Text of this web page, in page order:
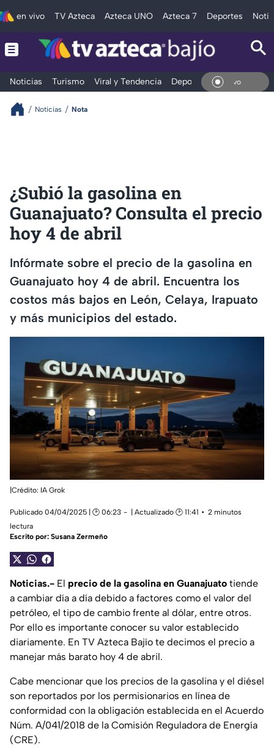
en vivo TV Azteca Azteca UNO Azteca 7 Deportes
Noticias Turismo Viral y Tendencia Deportes Espectáculos
En
Noticias Nota
¿Subió la gasolina en
Guanajuato? Consulta el precio
hoy 4 de abril
Infórmate sobre el precio de la gasolina en
Guanajuato hoy 4 de abril. Encuentra los
costos más bajos en León, Celaya, Irapuato
y más municipios del estado.
|Crédito: IA Grok
Publicado 04/04/2025 | 🕑 06:23 | Actualizado 🕑 11:41
2 minutos
lectura
Escrito por: Susana Zermeño
Noticias.- El precio de la gasolina en Guanajuato tiende
a cambiar día a día debido a factores como el valor del
petróleo, el tipo de cambio frente al dólar, entre otros.
Por ello es importante conocer su valor establecido
diariamente. En TV Azteca Bajío te decimos el precio a
manejar más barato hoy 4 de abril.
Cabe mencionar que los precios de la gasolina y el diésel
son reportados por los permisionarios en línea de
conformidad con la obligación establecida en el Acuerdo
Núm. A/041/2018 de la Comisión Reguladora de Energía
(CRE).